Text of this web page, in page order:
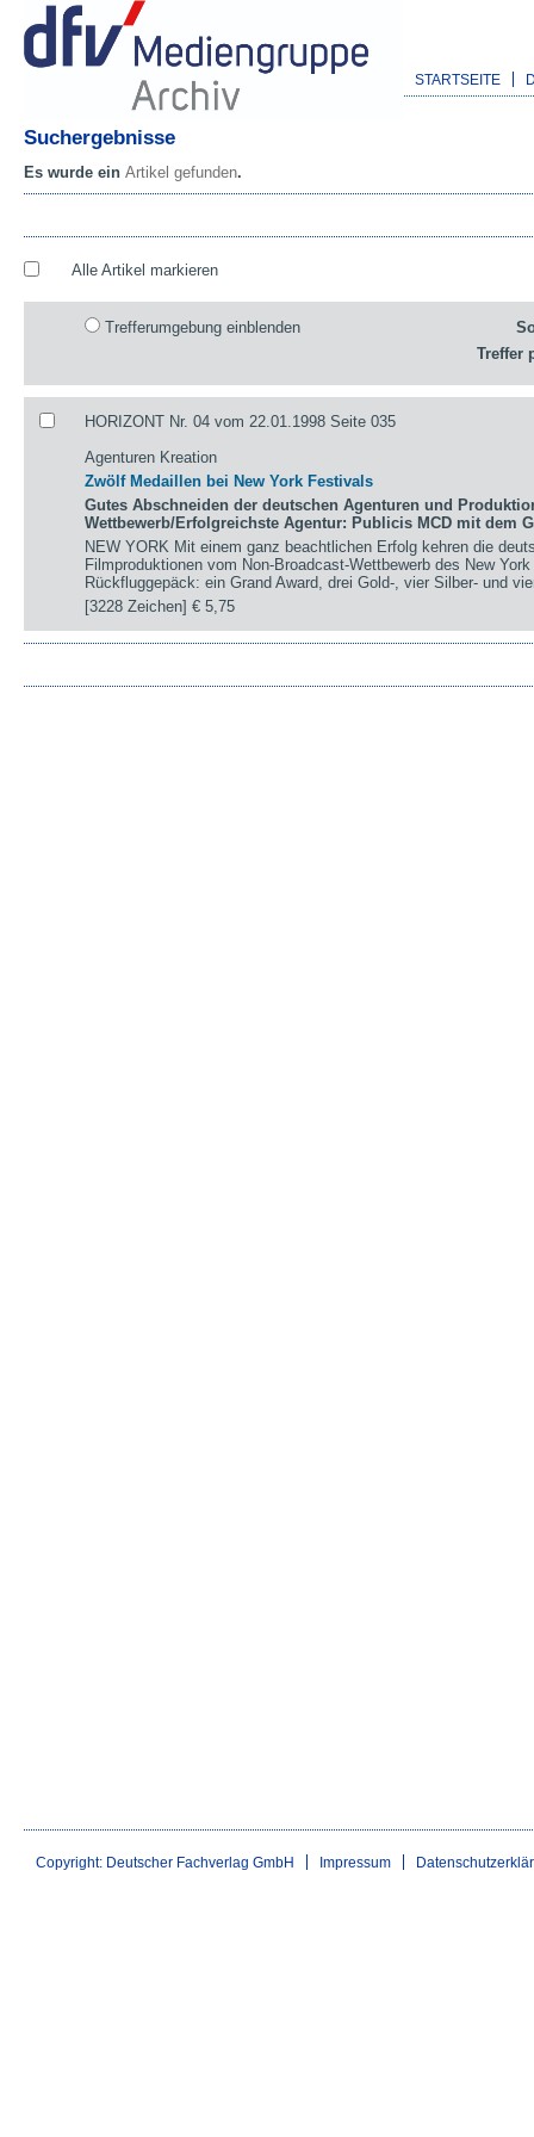
STARTSEITE
Suchergebnisse
Es wurde ein Artikel gefunden.
Alle Artikel markieren
Trefferumgebung einblenden
Treffer
HORIZONT Nr. 04 vom 22.01.1998 Seite 035
Agenturen Kreation
Zwölf Medaillen bei New York Festivals
Gutes Abschneiden der deutschen Agenturen und
Wettbewerb/Erfolgreichste Agentur: Publicis MCD mit dem
NEW YORK Mit einem ganz beachtlichen Erfolg kehren die
Filmproduktionen vom Non-Broadcast-Wettbewerb des New
Rückfluggepäck: ein Grand Award, drei Gold-, vier Silber- und
[3228 Zeichen]€ 5,75
Copyright: Deutscher Fachverlag GmbH Impressum